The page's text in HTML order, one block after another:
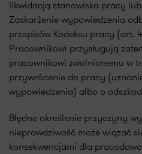
likwidacją stanowiska pracy
Zaskarżenie wypowiedzenia
przepisów Kodeksu pracy (art.
Pracownikowi przysługują
pracownikowi zwolnionemu w
przywrócenie do pracy
wypowiedzenia) albo o
Błędne określenie przyczyny
nieprawdziwość może wiązać
konsekwencjami dla